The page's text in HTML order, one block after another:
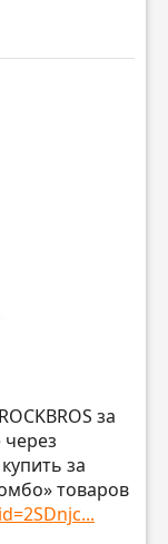
за
через
за
товаров